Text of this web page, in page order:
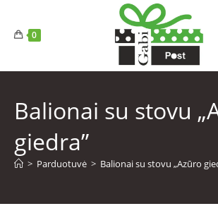
0
Balionai su stovu
giedra”
> Parduotuvė > Balionai su stovu „Azūro